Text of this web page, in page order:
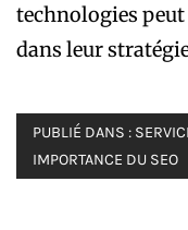
technologies
dans leur stratégie
PUBLIÉ DANS :
IMPORTANCE DU SEO